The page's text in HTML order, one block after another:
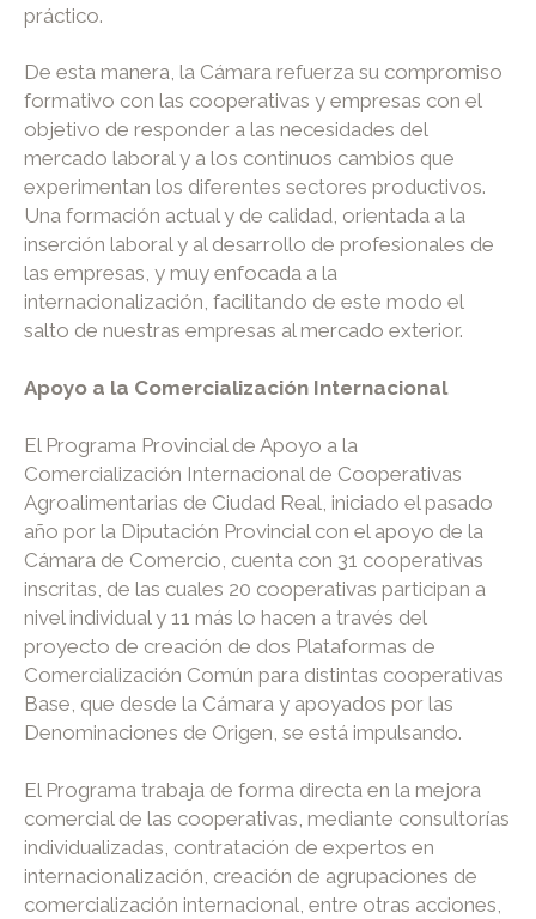
práctico.
De esta manera, la Cámara refuerza su compromiso
formativo con las cooperativas y empresas con el
objetivo de responder a las necesidades del
mercado laboral y a los continuos cambios que
experimentan los diferentes sectores productivos.
Una formación actual y de calidad, orientada a la
inserción laboral y al desarrollo de profesionales de
las empresas, y muy enfocada a la
internacionalización, facilitando de este modo el
salto de nuestras empresas al mercado exterior.
Apoyo a la Comercialización Internacional
El Programa Provincial de Apoyo a la
Comercialización Internacional de Cooperativas
Agroalimentarias de Ciudad Real, iniciado el pasado
año por la Diputación Provincial con el apoyo de la
Cámara de Comercio, cuenta con 31 cooperativas
inscritas, de las cuales 20 cooperativas participan a
nivel individual y 11 más lo hacen a través del
proyecto de creación de dos Plataformas de
Comercialización Común para distintas cooperativas
Base, que desde la Cámara y apoyados por las
Denominaciones de Origen, se está impulsando.
El Programa trabaja de forma directa en la mejora
comercial de las cooperativas, mediante consultorías
individualizadas, contratación de expertos en
internacionalización, creación de agrupaciones de
comercialización internacional, entre otras acciones,